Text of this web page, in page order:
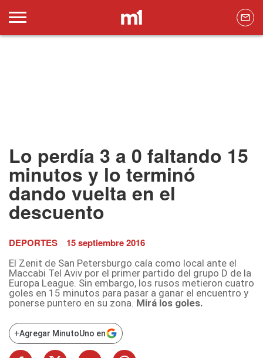
Lo perdía 3 a 0 faltando 15
minutos y lo terminó
dando vuelta en el
descuento
DEPORTES 15 septiembre 2016
El Zenit de San Petersburgo caía como local ante el
Maccabi Tel Aviv por el primer partido del grupo D de la
Europa League. Sin embargo, los rusos metieron cuatro
goles en 15 minutos para pasar a ganar el encuentro y
ponerse puntero en su zona. Mirá los goles.
+Agregar MinutoUno en